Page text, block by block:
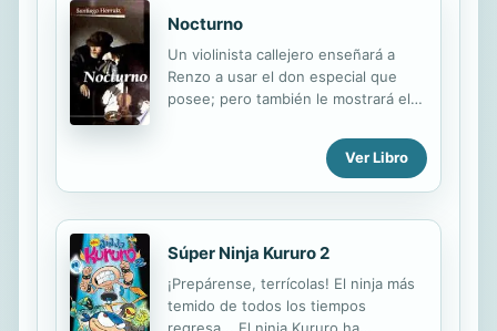
literatura.
Nocturno
Un violinista callejero enseñará a
Renzo a usar el don especial que
posee; pero también le mostrará el
en algo tan inmerecido.
Ver Libro
Súper Ninja Kururo 2
¡Prepárense, terrícolas! El ninja más
temido de todos los tiempos